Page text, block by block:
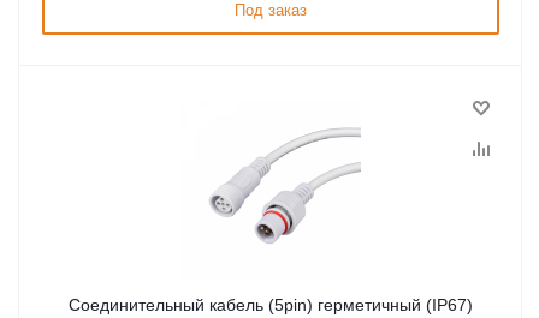
Под заказ
Соединительный кабель (5pin) герметичный (IP67)